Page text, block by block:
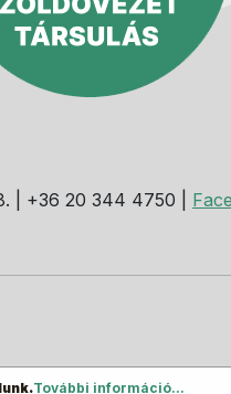
| +36 20 344 4750 |
További információ...